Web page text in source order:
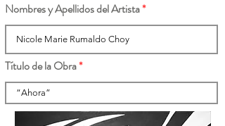
Nombres y Apellidos del Artista
Título de la Obra